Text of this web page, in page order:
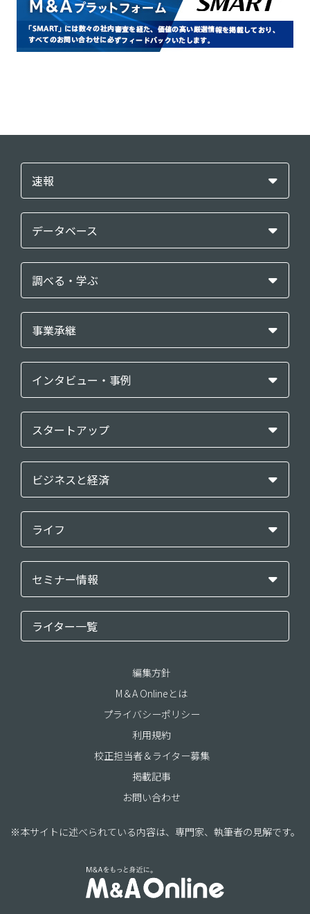
速報
データベース
調べる・学ぶ
事業承継
インタビュー・事例
スタートアップ
ビジネスと経済
ライフ
セミナー情報
ライター一覧
編集方針
M＆A Onlineとは
プライバシーポリシー
利用規約
校正担当者＆ライター募集
掲載記事
お問い合わせ
※本サイトに述べられている内容は、専門家、執筆者の見解です。